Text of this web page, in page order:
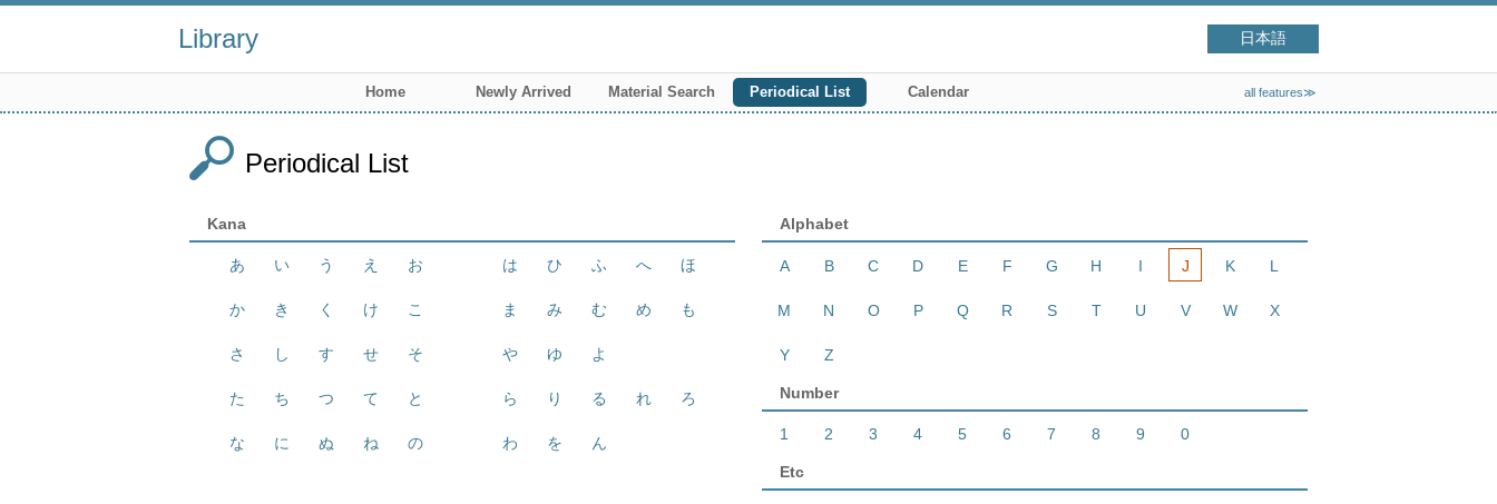
Library 日本語
Home Newly Arrived Material Search Periodical List Calendar all features≫
Periodical List
Kana
あ い う え お
か き く け こ
さ し す せ そ
た ち つ て と
な に ぬ ね の
は ひ ふ へ ほ
ま み む め も
や ゆ よ
ら り る れ ろ
わ を ん
Alphabet
A B C D E F G H I J K L
M N O P Q R S T U V W X
Y Z
Number
1 2 3 4 5 6 7 8 9 0
Etc